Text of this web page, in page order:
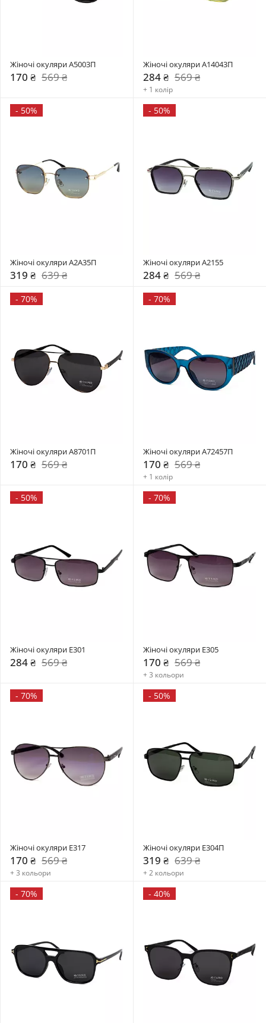
Жіночі окуляри A5003П
170 ₴ 569 ₴
Жіночі окуляри A14043П
284 ₴ 569 ₴
+ 1 колір
- 50%
Жіночі окуляри A2A35П
319 ₴ 639 ₴
- 50%
Жіночі окуляри A2155
284 ₴ 569 ₴
- 70%
Жіночі окуляри А8701П
170 ₴ 569 ₴
- 70%
Жіночі окуляри А72457П
170 ₴ 569 ₴
+ 1 колір
- 50%
Жіночі окуляри E301
284 ₴ 569 ₴
- 70%
Жіночі окуляри E305
170 ₴ 569 ₴
+ 3 кольори
- 70%
Жіночі окуляри E317
170 ₴ 569 ₴
+ 3 кольори
- 50%
Жіночі окуляри E304П
319 ₴ 639 ₴
+ 2 кольори
- 70% - 40%